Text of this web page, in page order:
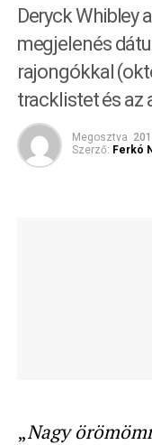
Deryck Whibley
megjelenés
rajongókkal
tracklistet és az
Megosztva
Szerző: Ferkó
„Nagy